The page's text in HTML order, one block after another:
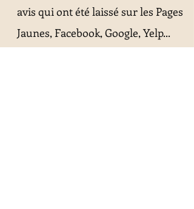
avis qui ont été laissé sur les Pages
Jaunes, Facebook, Google, Yelp...